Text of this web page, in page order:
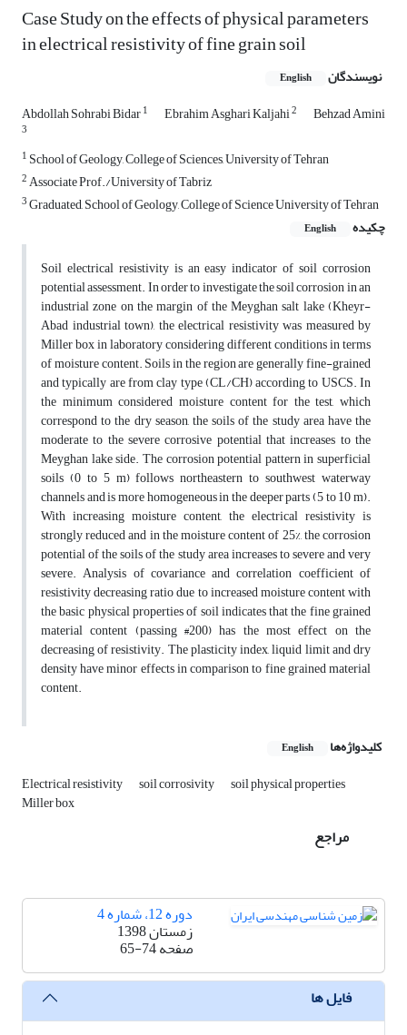
Case Study on the effects of physical parameters
in electrical resistivity of fine grain soil
نویسندگان English
Abdollah Sohrabi Bidar1 Ebrahim Asghari Kaljahi2 Behzad Amini
3
1 School of Geology, College of Sciences, University of Tehran
2Associate Prof./University of Tabriz
3Graduated, School of Geology, College of Science University of Tehran
چکیده
English
Soil electrical resistivity is an easy indicator of soil corrosion
potential assessment. In order to investigate the soil corrosion in an
industrial zone on the margin of the Meyghan salt lake (Kheyr-
Abad industrial town), the electrical resistivity was measured by
Miller box in laboratory considering different conditions in terms
of moisture content. Soils in the region are generally fine-grained
and typically are from clay type (CL/CH) according to USCS. In
the minimum considered moisture content for the test, which
correspond to the dry season, the soils of the study area have the
moderate to the severe corrosive potential that increases to the
Meyghan lake side. The corrosion potential pattern in superficial
soils (0 to 5 m) follows northeastern to southwest waterway
channels and is more homogeneous in the deeper parts (5 to 10 m).
With increasing moisture content, the electrical resistivity is
strongly reduced and in the moisture content of 25%, the corrosion
potential of the soils of the study area increases to severe and very
severe. Analysis of covariance and correlation coefficient of
resistivity decreasing ratio due to increased moisture content with
the basic physical properties of soil indicates that the fine grained
material content (passing #200) has the most effect on the
decreasing of resistivity. The plasticity index, liquid limit and dry
density have minor effects in comparison to fine grained material
content.
کلیدواژه‌ها English
Electrical resistivity soil corrosivity soil physical properties
Miller box
مراجع
دوره 12، شماره 4
زمستان 1398
صفحه65-74
فایل ها